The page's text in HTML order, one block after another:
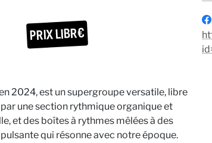
PRIX LIBR€
2024, est un supergroupe versatile, libre
une section rythmique organique et
et des boîtes à rythmes mêlées à des
qui résonne avec notre époque.